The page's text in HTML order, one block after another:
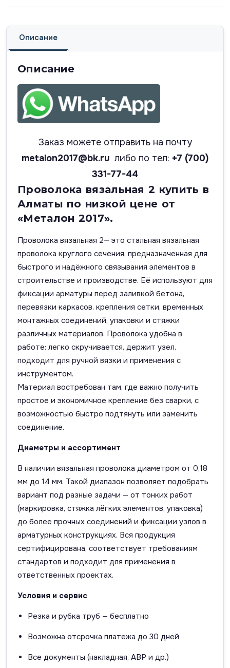
Описание
Описание
Заказ можете отправить на почту
metalon2017@bk.ru либо по тел: +7 (700)
331-77-44
Проволока вязальная 2 купить в
Алматы по низкой цене от
«Металон 2017».
Проволока вязальная 2— это стальная вязальная
проволока круглого сечения, предназначенная для
быстрого и надёжного связывания элементов в
строительстве и производстве. Её используют для
фиксации арматуры перед заливкой бетона,
перевязки каркасов, крепления сетки, временных
монтажных соединений, упаковки и стяжки
различных материалов. Проволока удобна в
работе: легко скручивается, держит узел,
подходит для ручной вязки и применения с
инструментом.
Материал востребован там, где важно получить
простое и экономичное крепление без сварки, с
возможностью быстро подтянуть или заменить
соединение.
Диаметры и ассортимент
В наличии вязальная проволока диаметром от 0,18
мм до 14 мм. Такой диапазон позволяет подобрать
вариант под разные задачи — от тонких работ
(маркировка, стяжка лёгких элементов, упаковка)
до более прочных соединений и фиксации узлов в
арматурных конструкциях. Вся продукция
сертифицирована, соответствует требованиям
стандартов и подходит для применения в
ответственных проектах.
Условия и сервис
Резка и рубка труб — бесплатно
Возможна отсрочка платежа до 30 дней
Все документы (накладная, АВР и др.)